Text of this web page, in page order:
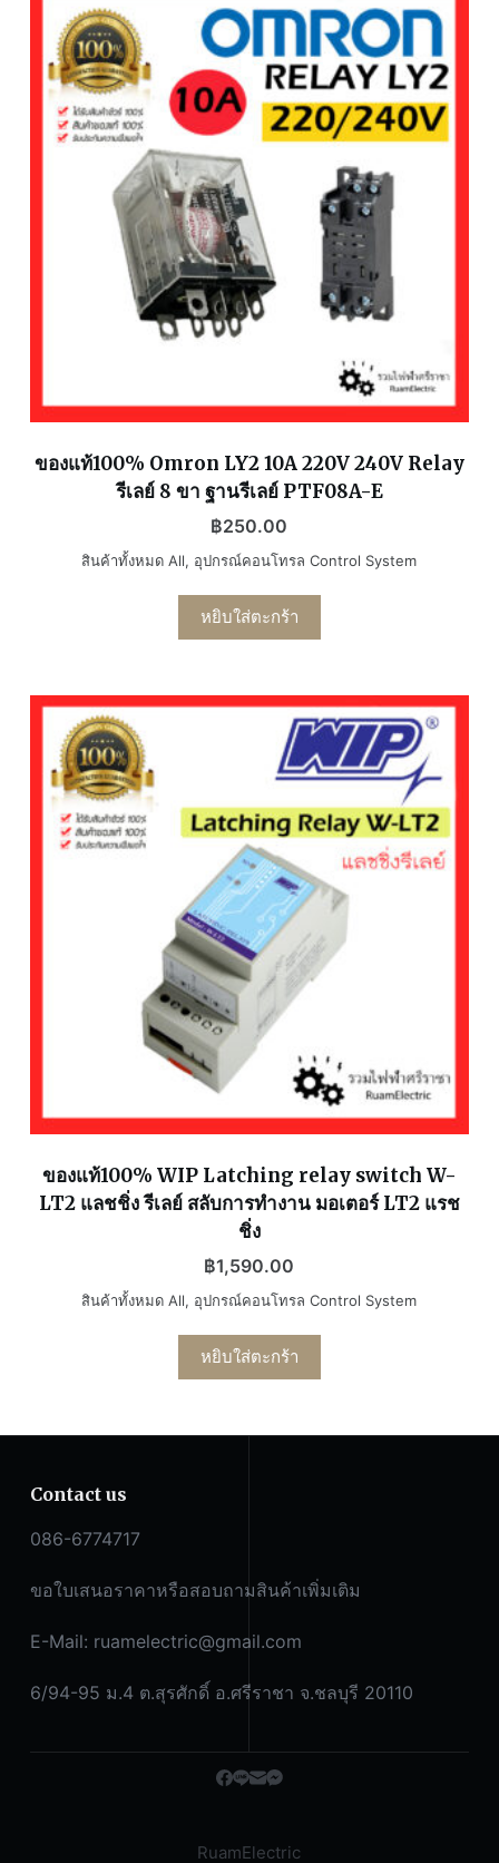
ของแท้100% Omron LY2 10A 220V 240V Relay
รีเลย์ 8 ขา ฐานรีเลย์ PTF08A-E
฿250.00
สินค้าทั้งหมด All, อุปกรณ์คอนโทรล Control System
หยิบใส่ตะกร้า
ของแท้100% WIP Latching relay switch W-
LT2 แลชชิ่ง รีเลย์ สลับการทำงาน มอเตอร์ LT2 แรช
ชิ่ง
฿1,590.00
สินค้าทั้งหมด All, อุปกรณ์คอนโทรล Control System
หยิบใส่ตะกร้า
Contact us
086-6774717
ขอใบเสนอราคาหรือสอบถามสินค้าเพิ่มเติม
E-Mail: ruamelectric@gmail.com
6/94-95 ม.4 ต.สุรศักดิ์ อ.ศรีราชา จ.ชลบุรี 20110
RuamElectric